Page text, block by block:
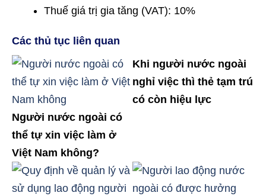
Thuế giá trị gia tăng (VAT): 10%
Các thủ tục liên quan
Người nước ngoài có
thể tự xin việc làm ở
Việt Nam không?
Khi người nước ngoài
nghỉ việc thì thẻ tạm trú
có còn hiệu lực